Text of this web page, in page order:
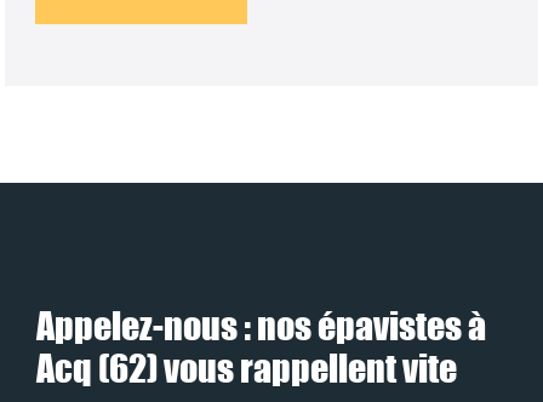
Appelez-nous : nos épavistes à
Acq (62) vous rappellent vite